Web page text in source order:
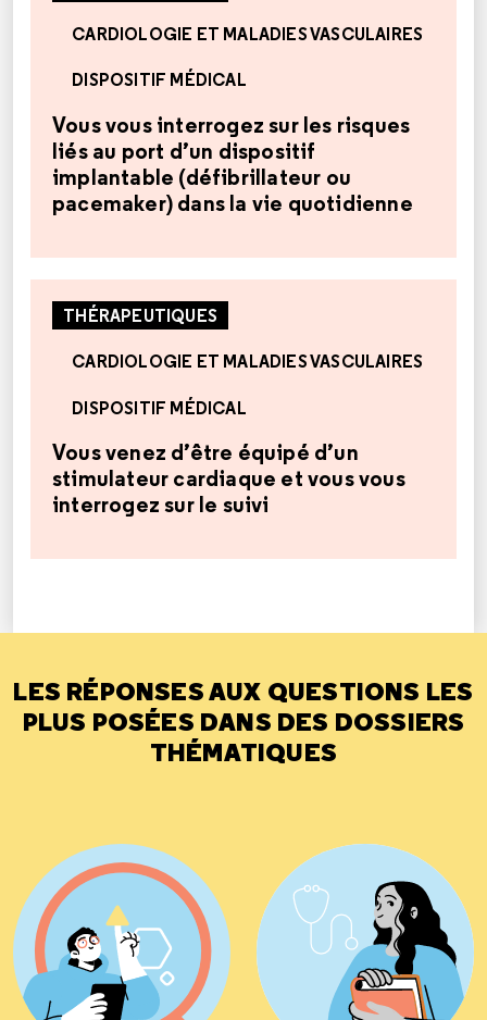
CARDIOLOGIE ET MALADIES VASCULAIRES
DISPOSITIF MÉDICAL
Vous vous interrogez sur les risques
liés au port d’un dispositif
implantable (défibrillateur ou
pacemaker) dans la vie quotidienne
THÉRAPEUTIQUES
CARDIOLOGIE ET MALADIES VASCULAIRES
DISPOSITIF MÉDICAL
Vous venez d’être équipé d’un
stimulateur cardiaque et vous vous
interrogez sur le suivi
LES RÉPONSES AUX QUESTIONS LES
PLUS POSÉES DANS DES DOSSIERS
THÉMATIQUES